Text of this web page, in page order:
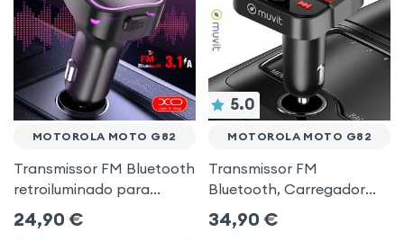
MOTOROLA MOTO G82
Transmissor FM Bluetooth
retroiluminado para
automóvel com
carregamento USB C
24,90 €
5.0
MOTOROLA MOTO G82
Transmissor FM
Bluetooth, Carregador
para automóvel Muvit
Preto para Motorola
34,90 €